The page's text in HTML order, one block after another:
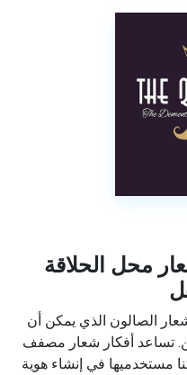
محل الحلاقة
الصالون الذي يمكن أن
تساعد أفكار شعار مصفف
مستخدميها في إنشاء هوية